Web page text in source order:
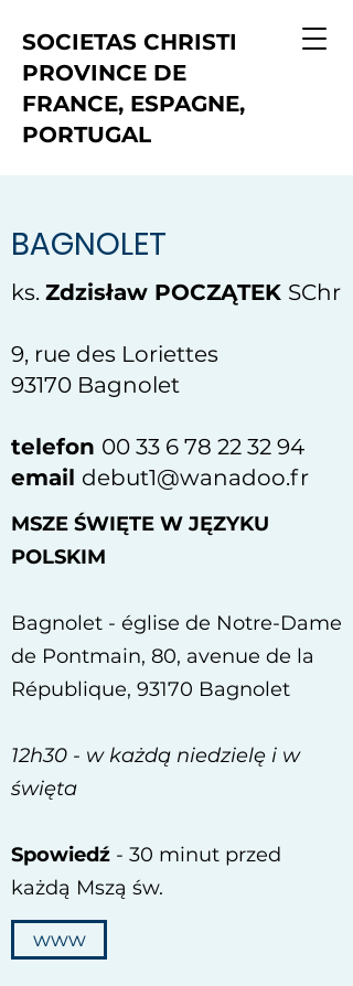
SOCIETAS CHRISTI
PROVINCE DE
FRANCE, ESPAGNE,
PORTUGAL
BAGNOLET
ks. Zdzisław POCZĄTEK SChr
9, rue des Loriettes
93170 Bagnolet
telefon 00 33 6 78 22 32 94
email debut1@wanadoo.fr
MSZE ŚWIĘTE W JĘZYKU
POLSKIM
Bagnolet - église de Notre-Dame
de Pontmain, 80, avenue de la
République, 93170 Bagnolet
12h30 - w każdą niedzielę i w
święta
Spowiedź - 30 minut przed
każdą Mszą św.
www